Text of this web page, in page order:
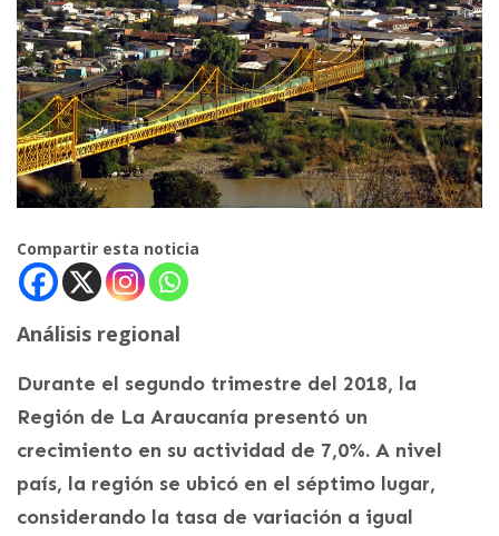
Compartir esta noticia
Análisis regional
Durante el segundo trimestre del 2018, la
Región de La Araucanía presentó un
crecimiento en su actividad de 7,0%. A nivel
país, la región se ubicó en el séptimo lugar,
considerando la tasa de variación a igual